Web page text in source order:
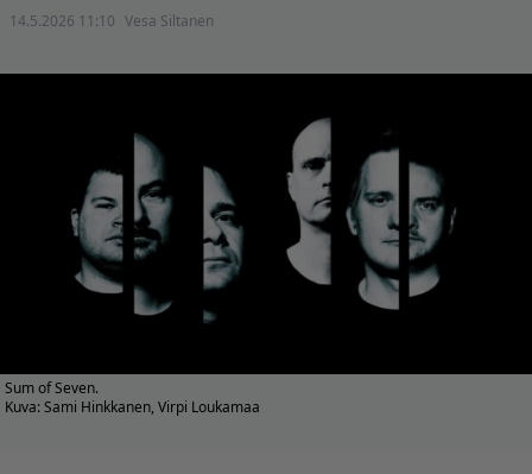
14.5.2026 11:10 Vesa Siltanen
Sum of Seven.
Kuva: Sami Hinkkanen, Virpi Loukamaa